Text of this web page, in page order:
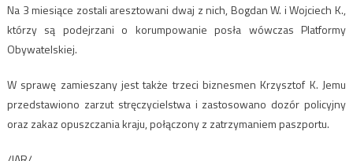
Na 3 miesiące zostali aresztowani dwaj z nich, Bogdan W. i Wojciech K.,
którzy są podejrzani o korumpowanie posła wówczas Platformy
Obywatelskiej.
W sprawę zamieszany jest także trzeci biznesmen Krzysztof K. Jemu
przedstawiono zarzut stręczycielstwa i zastosowano dozór policyjny
oraz zakaz opuszczania kraju, połączony z zatrzymaniem paszportu.